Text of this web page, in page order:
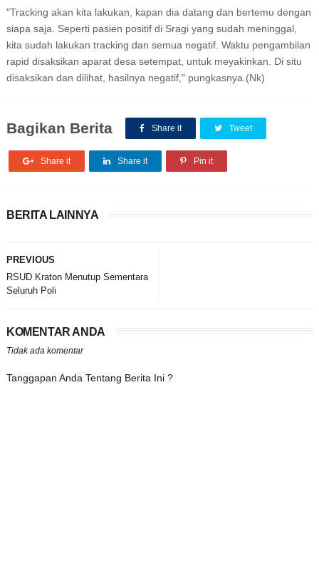
"Tracking akan kita lakukan, kapan dia datang dan bertemu dengan
siapa saja. Seperti pasien positif di Sragi yang sudah meninggal,
kita sudah lakukan tracking dan semua negatif. Waktu pengambilan
rapid disaksikan aparat desa setempat, untuk meyakinkan. Di situ
disaksikan dan dilihat, hasilnya negatif," pungkasnya.(Nk)
Bagikan Berita Share it Tweet
Share it Share it Pin it
BERITA LAINNYA
PREVIOUS
RSUD Kraton Menutup Sementara
Seluruh Poli
KOMENTAR ANDA
Tidak ada komentar
Tanggapan Anda Tentang Berita Ini ?